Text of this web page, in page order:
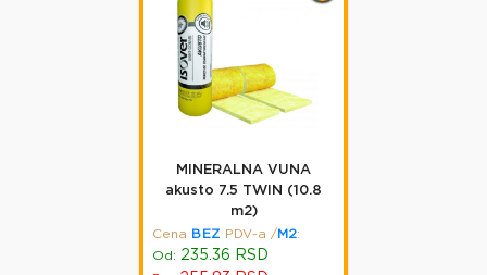
MINERALNA VUNA
akusto 7.5 TWIN (10.8
m2)
Cena
BEZ PDV-a / M2:
Od: 235.36 RSD